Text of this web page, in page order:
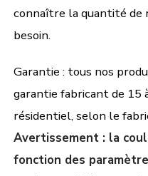
connaître la quantité de
besoin.
Garantie : tous nos
garantie fabricant de 15
résidentiel, selon le
Avertissement : la
fonction des